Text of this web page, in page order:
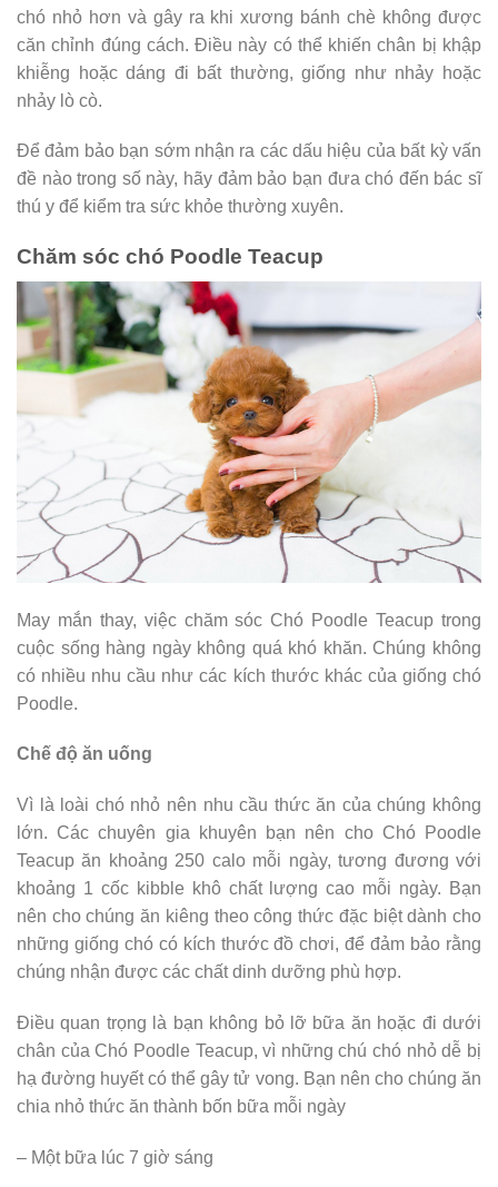
chó nhỏ hơn và gây ra khi xương bánh chè không được
căn chỉnh đúng cách. Điều này có thể khiến chân bị khập
khiễng hoặc dáng đi bất thường, giống như nhảy hoặc
nhảy lò cò.
Để đảm bảo bạn sớm nhận ra các dấu hiệu của bất kỳ vấn
đề nào trong số này, hãy đảm bảo bạn đưa chó đến bác sĩ
thú y để kiểm tra sức khỏe thường xuyên.
Chăm sóc chó Poodle Teacup
May mắn thay, việc chăm sóc Chó Poodle Teacup trong
cuộc sống hàng ngày không quá khó khăn. Chúng không
có nhiều nhu cầu như các kích thước khác của giống chó
Poodle.
Chế độ ăn uống
Vì là loài chó nhỏ nên nhu cầu thức ăn của chúng không
lớn. Các chuyên gia khuyên bạn nên cho Chó Poodle
Teacup ăn khoảng 250 calo mỗi ngày, tương đương với
khoảng 1 cốc kibble khô chất lượng cao mỗi ngày. Bạn
nên cho chúng ăn kiêng theo công thức đặc biệt dành cho
những giống chó có kích thước đồ chơi, để đảm bảo rằng
chúng nhận được các chất dinh dưỡng phù hợp.
Điều quan trọng là bạn không bỏ lỡ bữa ăn hoặc đi dưới
chân của Chó Poodle Teacup, vì những chú chó nhỏ dễ bị
hạ đường huyết có thể gây tử vong. Bạn nên cho chúng ăn
chia nhỏ thức ăn thành bốn bữa mỗi ngày
– Một bữa lúc 7 giờ sáng